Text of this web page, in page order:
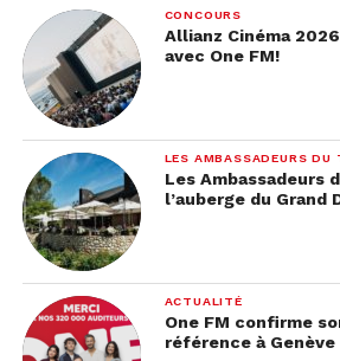
CONCOURS
Allianz Cinéma
avec One FM!
LES AMBASSADEURS DU
Les Ambassadeurs
l’auberge du Grand
ACTUALITÉ
One FM confirme
référence à Genève